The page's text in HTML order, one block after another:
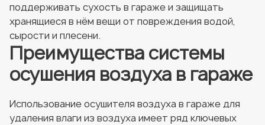
поддерживать сухость в гараже и защищать
хранящиеся в нём вещи от повреждения водой,
сырости и плесени.
Преимущества системы
осушения воздуха в гараже
Использование осушителя воздуха в гараже для
удаления влаги из воздуха имеет ряд ключевых